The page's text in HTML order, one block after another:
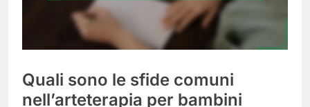
Quali sono le sfide comuni
nell’arteterapia per bambini